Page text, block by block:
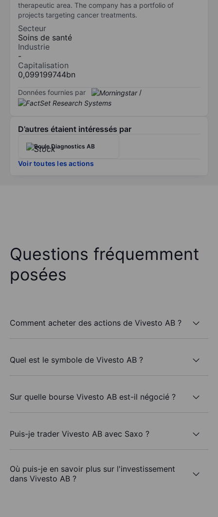
therapeutic area. The company has a portfolio of
projects targeting cancer treatments.
Secteur
Soins de santé
Industrie
-
Capitalisation
0,099199744bn
Données fournies par /
D’autres étaient intéressés par
Boule Diagnostics AB
Voir toutes les actions
Questions fréquemment
posées
Comment acheter des actions de Vivesto AB ?
Quel est le symbole de Vivesto AB ?
Sur quelle bourse Vivesto AB est-il négocié ?
Puis-je trader Vivesto AB avec Saxo ?
Où puis-je en savoir plus sur l'investissement
dans Vivesto AB ?